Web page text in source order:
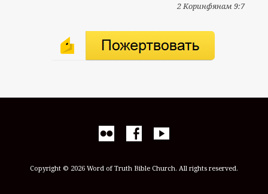
2 Коринфянам 9:7
Copyright © 2026 Word of Truth Bible Church. All rights reserved.